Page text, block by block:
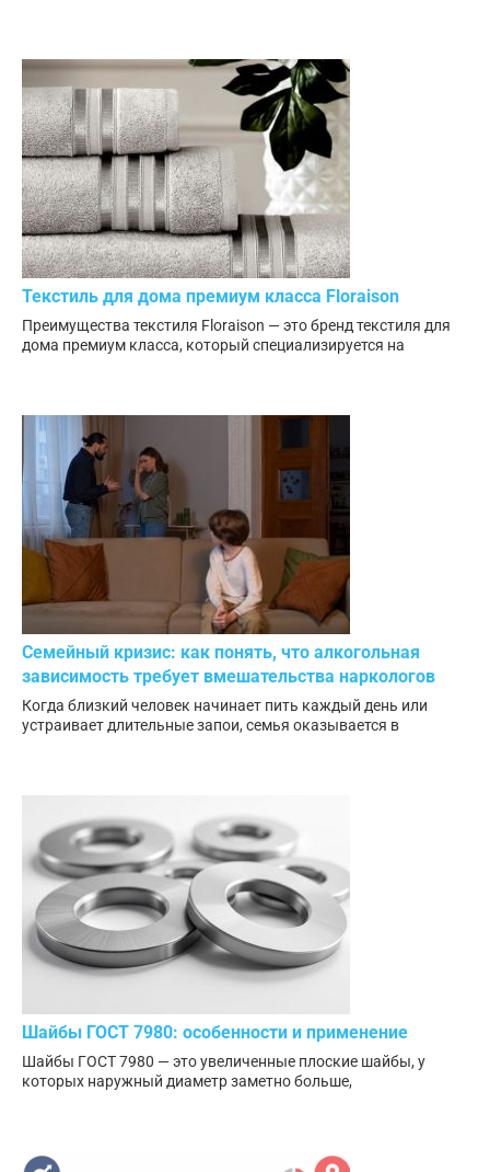
Текстиль для дома премиум класса Floraison
Преимущества текстиля Floraison — это бренд текстиля для
дома премиум класса, который специализируется на
Семейный кризис: как понять, что алкогольная
зависимость требует вмешательства наркологов
Когда близкий человек начинает пить каждый день или
устраивает длительные запои, семья оказывается в
Шайбы ГОСТ 7980: особенности и применение
Шайбы ГОСТ 7980 — это увеличенные плоские шайбы, у
которых наружный диаметр заметно больше,